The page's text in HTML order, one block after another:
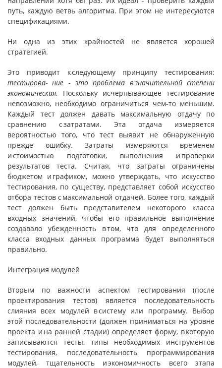
путь, каждую ветвь алгоритма. При этом не интересуются
спецификациями.
Ни одна из этих крайностей не является хорошей
стратегией.
Это приводит к следующему принципу тестирования:
тестирова- ние -это проблема в значительной степени
экономическая. Поскольку исчерпывающее тестирование
невозможно, необходимо ограничиться чем-то меньшим.
Каждый тест должен давать максимальную отдачу по
сравнению с затратами. Эта отдача измеряется
вероятностью того, что тест выявит не обнаруженную
прежде ошибку. Затраты измеряются временем
и стоимостью подготовки, выполнения и проверки
результатов теста. Считая, что затраты ограничены
бюджетом и графиком, можно утверждать, что искусство
тестирования, по существу, представляет собой искусство
отбора тестов с максимальной отдачей. Более того, каждый
тест должен быть представителем некоторого класса
входных значений, чтобы его правильное выполнение
создавало убежденность в том, что для определенного
класса входных данных программа будет выполняться
правильно.
Интеграция модулей
Вторым по важности аспектом тестирования (после
проектирования тестов) является последовательность
слияния всех модулей в систему или программу. Выбор
этой последовательности (должен приниматься на уровне
проекта и на ранней стадии) определяет форму, в которую
записываются тесты, типы необходимых инструментов
тестирования, последовательность программирования
модулей, тщательность и экономичность всего этапа